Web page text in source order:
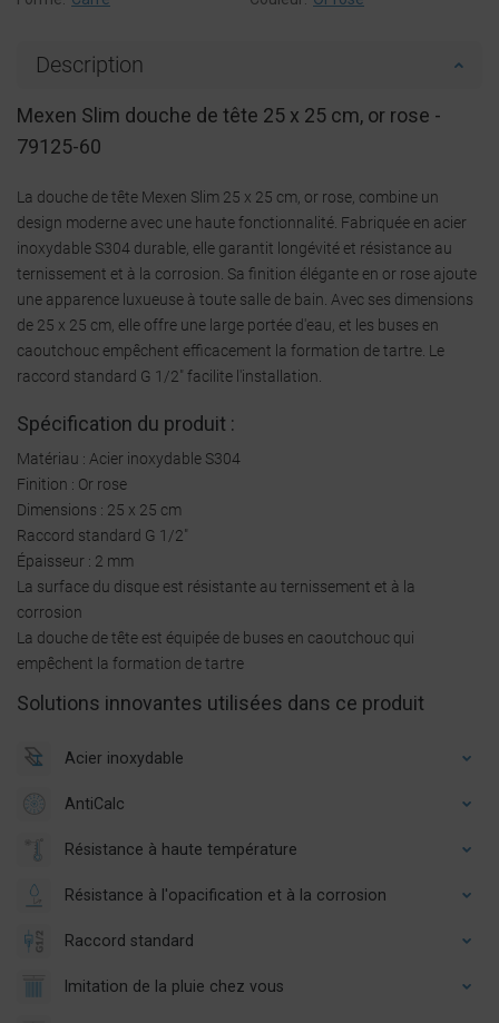
Description
Mexen Slim douche de tête 25 x 25 cm, or rose -
79125-60
La douche de tête Mexen Slim 25 x 25 cm, or rose, combine un
design moderne avec une haute fonctionnalité. Fabriquée en acier
inoxydable S304 durable, elle garantit longévité et résistance au
ternissement et à la corrosion. Sa finition élégante en or rose ajoute
une apparence luxueuse à toute salle de bain. Avec ses dimensions
de 25 x 25 cm, elle offre une large portée d'eau, et les buses en
caoutchouc empêchent efficacement la formation de tartre. Le
raccord standard G 1/2" facilite l'installation.
Spécification du produit :
Matériau : Acier inoxydable S304
Finition : Or rose
Dimensions : 25 x 25 cm
Raccord standard G 1/2"
Épaisseur : 2 mm
La surface du disque est résistante au ternissement et à la
corrosion
La douche de tête est équipée de buses en caoutchouc qui
empêchent la formation de tartre
Solutions innovantes utilisées dans ce produit
Acier inoxydable
AntiCalc
Résistance à haute température
Résistance à l'opacification et à la corrosion
Raccord standard
Imitation de la pluie chez vous